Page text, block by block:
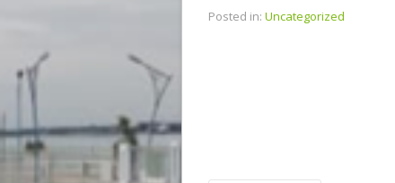
Posted in: Uncategorized